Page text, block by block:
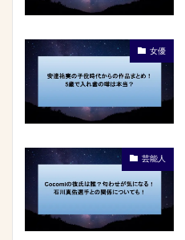
女優
芸能人